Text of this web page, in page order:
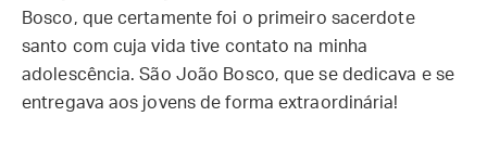
Bosco, que certamente foi o primeiro sacerdote
santo com cuja vida tive contato na minha
adolescência. São João Bosco, que se dedicava e se
entregava aos jovens de forma extraordinária!